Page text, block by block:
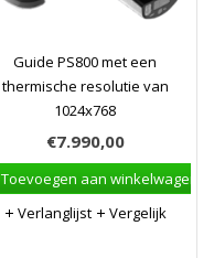
Guide PS800 met een
thermische resolutie van
1024x768
€7.990,00
Toevoegen aan winkelwagen
Verlanglijst
Vergelijk